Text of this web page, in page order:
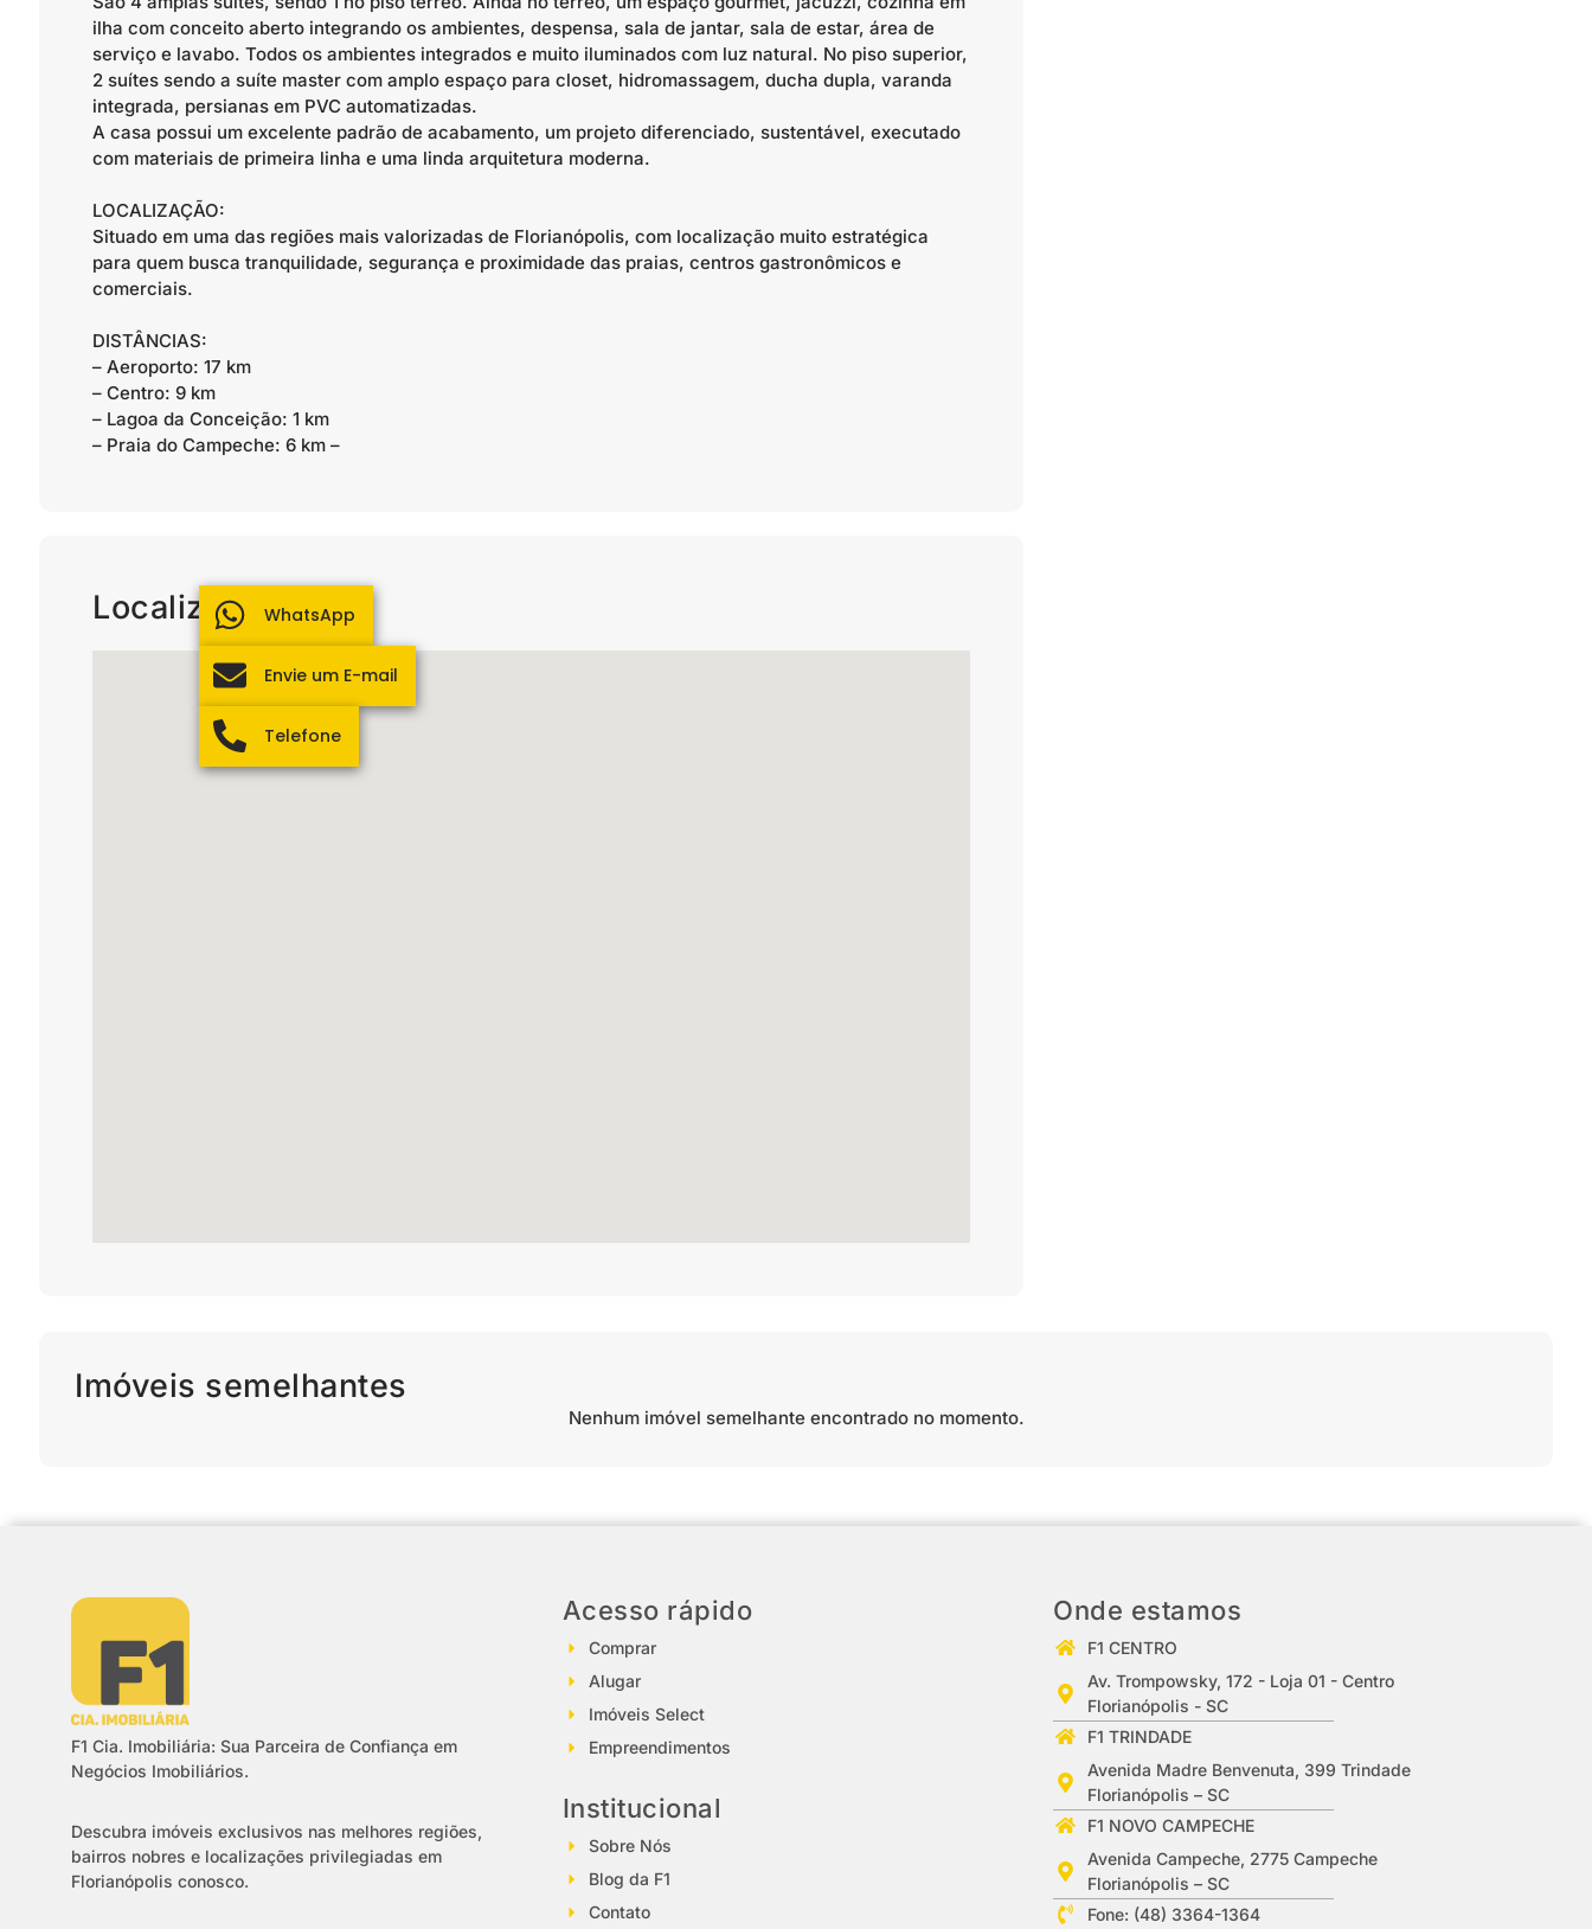
ilha com conceito aberto integrando os ambientes, despensa, sala de jantar, sala de estar, área de
serviço e lavabo. Todos os ambientes integrados e muito iluminados com luz natural. No piso superior,
2 suítes sendo a suíte master com amplo espaço para closet, hidromassagem, ducha dupla, varanda
integrada, persianas em PVC automatizadas.
A casa possui um excelente padrão de acabamento, um projeto diferenciado, sustentável, executado
com materiais de primeira linha e uma linda arquitetura moderna.
LOCALIZAÇÃO:
Situado em uma das regiões mais valorizadas de Florianópolis, com localização muito estratégica
para quem busca tranquilidade, segurança e proximidade das praias, centros gastronômicos e
comerciais.
DISTÂNCIAS:
– Aeroporto: 17 km
– Centro: 9 km
– Lagoa da Conceição: 1 km
– Praia do Campeche: 6 km –
Localização
Imóveis semelhantes
Nenhum imóvel semelhante encontrado no momento.
F1 Cia. Imobiliária: Sua Parceira de Confiança em
Negócios Imobiliários.
Descubra imóveis exclusivos nas melhores regiões,
bairros nobres e localizações privilegiadas em
Florianópolis conosco.
Acesso rápido
Comprar
Alugar
Imóveis Select
Empreendimentos
Institucional
Sobre Nós
Blog da F1
Contato
Onde estamos
F1 CENTRO
Av. Trompowsky, 172 - Loja 01 - Centro
Florianópolis - SC
F1 TRINDADE
Avenida Madre Benvenuta, 399 Trindade
Florianópolis – SC
F1 NOVO CAMPECHE
Avenida Campeche, 2775 Campeche
Florianópolis – SC
Fone: (48) 3364-1364
WhatsApp
Envie um E-mail
Telefone